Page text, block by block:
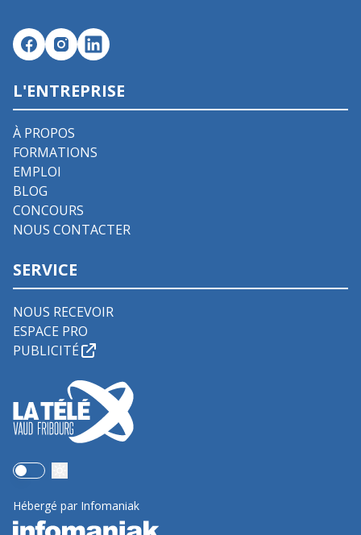
L'ENTREPRISE
À PROPOS
FORMATIONS
EMPLOI
BLOG
CONCOURS
NOUS CONTACTER
SERVICE
NOUS RECEVOIR
ESPACE PRO
PUBLICITÉ
Use setting
Hébergé par Infomaniak